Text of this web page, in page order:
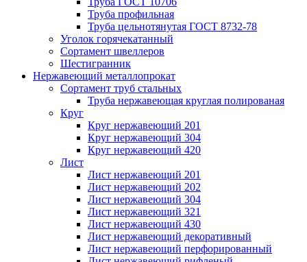
Труба профильная
Труба цельнотянутая ГОСТ 8732-78
Уголок горячекатанный
Сортамент швеллеров
Шестигранник
Нержавеющий металлопрокат
Сортамент труб стальных
Труба нержавеющая круглая полированая
Круг
Круг нержавеющий 201
Круг нержавеющий 304
Круг нержавеющий 420
Лист
Лист нержавеющий 201
Лист нержавеющий 202
Лист нержавеющий 304
Лист нержавеющий 321
Лист нержавеющий 430
Лист нержавеющий декоративный
Лист нержавеющий перфорированный